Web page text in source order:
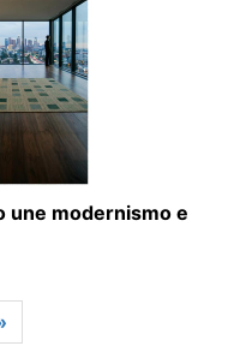
une modernismo e